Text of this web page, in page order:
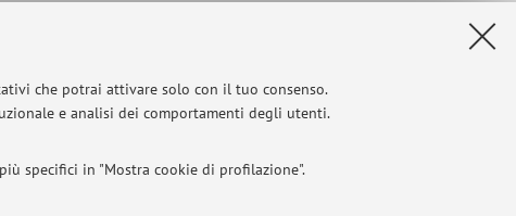
che potrai attivare solo con il tuo consenso.
e analisi dei comportamenti degli utenti.
specifici in "Mostra cookie di profilazione".